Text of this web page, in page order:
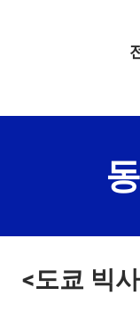
<도쿄 빅